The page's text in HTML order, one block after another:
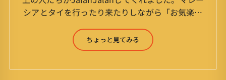
シアとタイを行ったり来たりしながら「お気楽」
森 淳（Jun Yamamori） 生年月日 ：1959年
7月4日(61才) 生まれ ：香港(3才まで)
ちょっと見てみる